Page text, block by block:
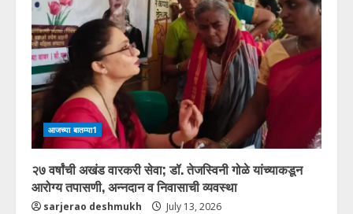
आजच्या बातम्या1
२७ वर्षांची अखंड वारकरी सेवा; डॉ. तेजस्विनी गोळे यांच्याकडून
आरोग्य तपासणी, अन्नदान व निवासाची व्यवस्था
sarjerao deshmukh July 13, 2026